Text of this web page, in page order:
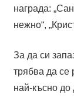
награда:
нежно“,
За да си
трябва да се
най-късно до